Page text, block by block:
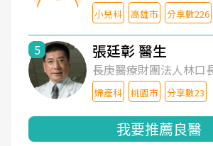
小兒科 高雄市 分享數226
5 張廷彰 醫生
長庚醫療財團法人林口
婦產科 桃園市 分享數23
我要推薦良醫